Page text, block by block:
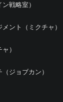
戦略室）
ント（ミクチャ）
）
ジョブカン）